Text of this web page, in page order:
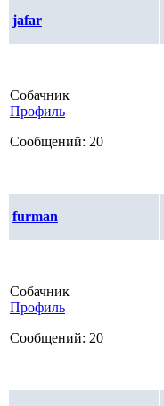
jafar
Собачник
Профиль
Сообщений: 20
furman
Собачник
Профиль
Сообщений: 20